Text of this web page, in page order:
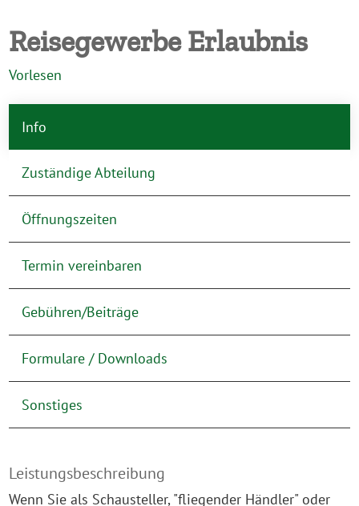
Reisegewerbe Erlaubnis
Vorlesen
Info
Zuständige Abteilung
Öffnungszeiten
Termin vereinbaren
Gebühren/Beiträge
Formulare / Downloads
Sonstiges
Leistungsbeschreibung
Wenn Sie als Schausteller, "fliegender Händler" oder